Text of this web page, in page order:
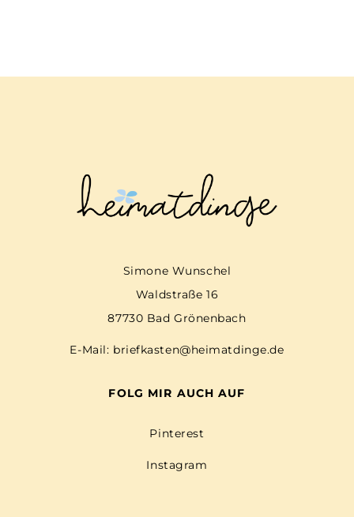
Simone Wunschel
Waldstraße 16
87730 Bad Grönenbach
E-Mail: briefkasten@heimatdinge.de
FOLG MIR AUCH AUF
Pinterest
Instagram